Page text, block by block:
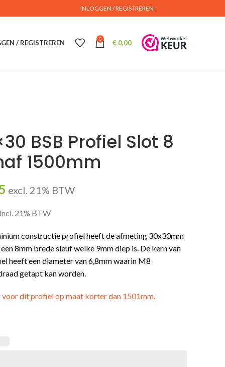
INLOGGEN / REGISTREREN
/ REGISTREREN 0 € 0,00
BSB Profiel Slot 8
1500mm
excl. 21% BTW
21% BTW
constructie profiel heeft de afmeting 30x30mm
8mm brede sleuf welke 9mm diep is. De kern van
heeft een diameter van 6,8mm waarin M8
getapt kan worden.
dit profiel op maat korter dan 1501mm.